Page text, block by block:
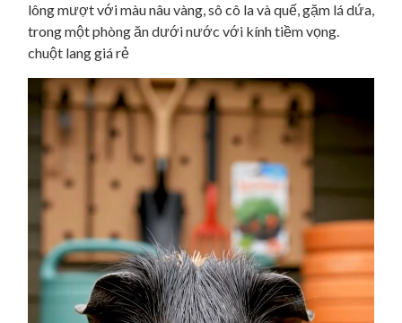
lông mượt với màu nâu vàng, sô cô la và quế, gặm lá dứa,
trong một phòng ăn dưới nước với kính tiềm vọng.
chuột lang giá rẻ